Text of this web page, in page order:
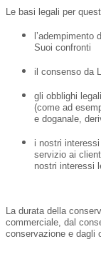
Le basi legali per
l’adempimento
Suoi confronti
il consenso da
gli obblighi
(come ad
e doganale,
i nostri
servizio ai
nostri interessi
La durata della
commerciale, dal
conservazione e dagli